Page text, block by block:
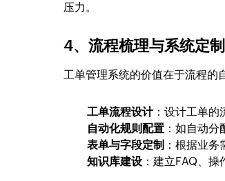
压力。
4、流程梳理与系统定制
工单管理系统的价值在于流程的
工单流程设计：设计工单的
自动化规则配置 ：如自动
表单与字段定制 ：根据业
知识库建设 ：建立FAQ、